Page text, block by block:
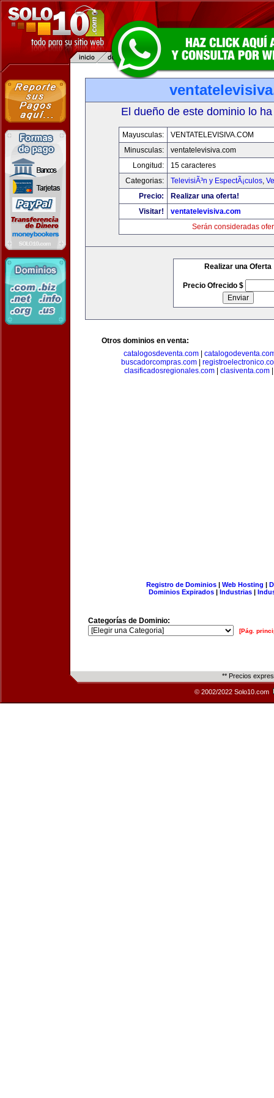
El dueño de este dominio lo
Mayusculas:
VENTATELEVISIVA.COM
Minusculas:
ventatelevisiva.com
Longitud:
15 caracteres
Categorias:
TelevisiÃ³n y EspectÃ¡culos,
Precio:
Realizar una oferta!
Visitar!
ventatelevisiva.com
Serán consideradas
Realizar una Oferta
Precio Ofrecido $
Otros dominios en venta:
catalogosdeventa.com
buscadorcompras.com
clasificadosregionales.com| clasiventa.com
Registro de Dominios| Web Hosting |
Dominios Expirados | Industrias |
Categorías de Dominio:
[Pág.
** Precios
© 2002/2022 Solo10.com